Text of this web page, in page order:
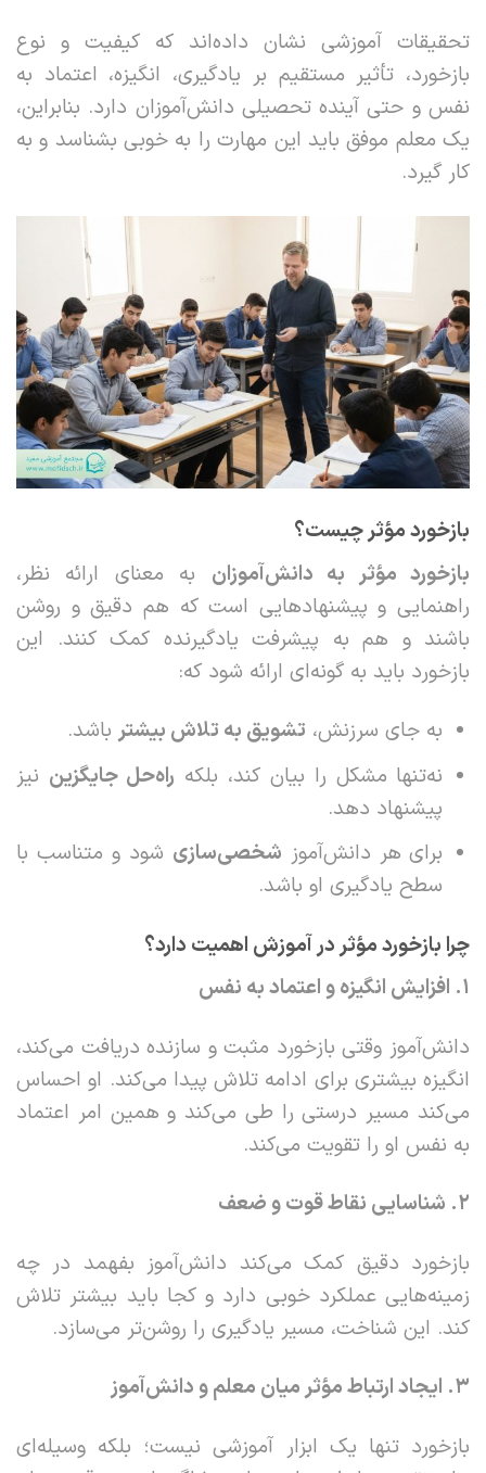
تحقیقات آموزشی نشان داده‌اند که کیفیت و نوع
بازخورد، تأثیر مستقیم بر یادگیری، انگیزه، اعتماد به
نفس و حتی آینده تحصیلی دانش‌آموزان دارد. بنابراین،
یک معلم موفق باید این مهارت را به خوبی بشناسد و به
کار گیرد.
بازخورد مؤثر چیست؟
بازخورد مؤثر به دانش‌آموزان به معنای ارائه نظر،
راهنمایی و پیشنهادهایی است که هم دقیق و روشن
باشند و هم به پیشرفت یادگیرنده کمک کنند. این
بازخورد باید به گونه‌ای ارائه شود که:
به جای سرزنش، تشویق به تلاش بیشترباشد.
نه‌تنها مشکل را بیان کند، بلکه راه‌حل جایگزین نیز
پیشنهاد دهد.
برای هر دانش‌آموز شخصی‌سازی شود و متناسب با
سطح یادگیری او باشد.
چرا بازخورد مؤثر در آموزش اهمیت دارد؟
۱. افزایش انگیزه و اعتماد به نفس
دانش‌آموز وقتی بازخورد مثبت و سازنده دریافت می‌کند،
انگیزه بیشتری برای ادامه تلاش پیدا می‌کند. او احساس
می‌کند مسیر درستی را طی می‌کند و همین امر اعتماد
به نفس او را تقویت می‌کند.
۲. شناسایی نقاط قوت و ضعف
بازخورد دقیق کمک می‌کند دانش‌آموز بفهمد در چه
زمینه‌هایی عملکرد خوبی دارد و کجا باید بیشتر تلاش
کند. این شناخت، مسیر یادگیری را روشن‌تر می‌سازد.
۳. ایجاد ارتباط مؤثر میان معلم و دانش‌آموز
بازخورد تنها یک ابزار آموزشی نیست؛ بلکه وسیله‌ای